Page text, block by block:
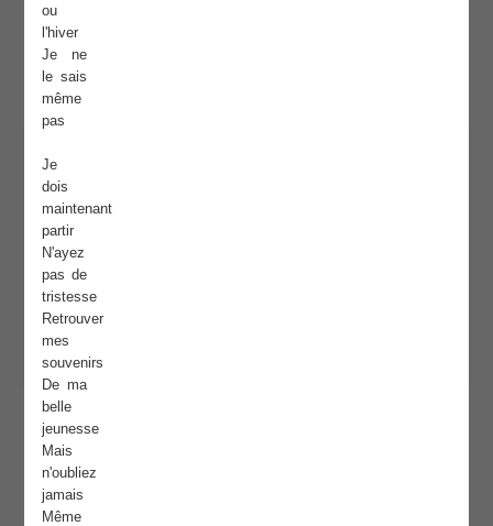
ou
l'hiver
Je ne
le sais
même
pas
Je
dois
maintenant
partir
N'ayez
pas de
tristesse
Retrouver
mes
souvenirs
De ma
belle
jeunesse
Mais
n'oubliez
jamais
Même